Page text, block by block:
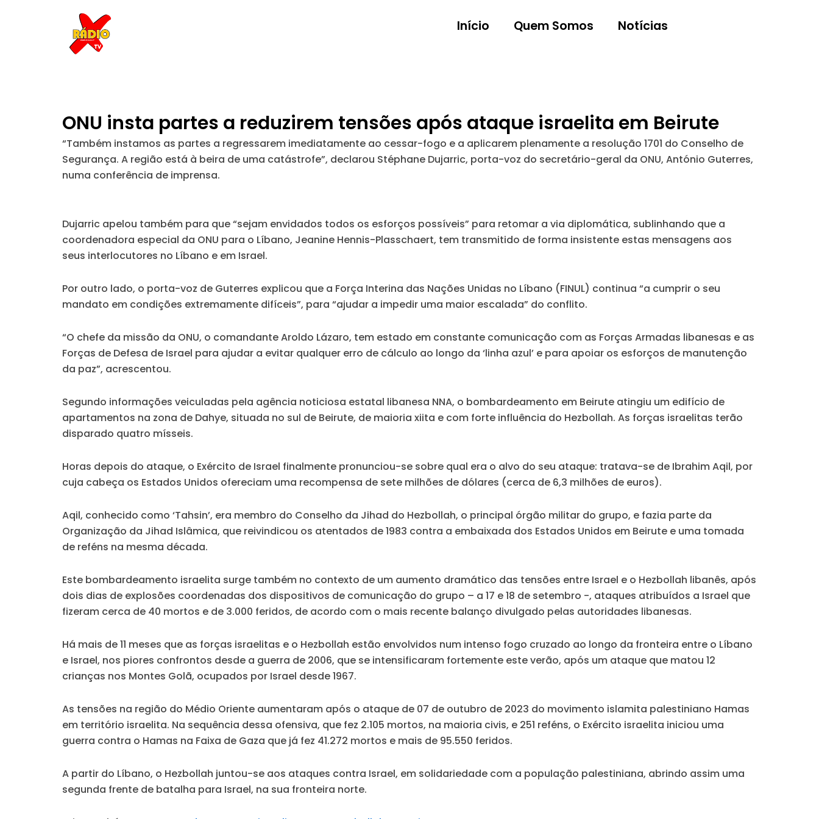
Início Quem Somos Notícias
ONU insta partes a reduzirem tensões após ataque israelita em Beirute
“Também instamos as partes a regressarem imediatamente ao cessar-fogo e a aplicarem plenamente a resolução 1701 do Conselho de
Segurança. A região está à beira de uma catástrofe”, declarou Stéphane Dujarric, porta-voz do secretário-geral da ONU, António Guterres,
numa conferência de imprensa.
Dujarric apelou também para que “sejam envidados todos os esforços possíveis” para retomar a via diplomática, sublinhando que a
coordenadora especial da ONU para o Líbano, Jeanine Hennis-Plasschaert, tem transmitido de forma insistente estas mensagens aos
seus interlocutores no Líbano e em Israel.
Por outro lado, o porta-voz de Guterres explicou que a Força Interina das Nações Unidas no Líbano (FINUL) continua “a cumprir o seu
mandato em condições extremamente difíceis”, para “ajudar a impedir uma maior escalada” do conflito.
“O chefe da missão da ONU, o comandante Aroldo Lázaro, tem estado em constante comunicação com as Forças Armadas libanesas e as
Forças de Defesa de Israel para ajudar a evitar qualquer erro de cálculo ao longo da ‘linha azul’ e para apoiar os esforços de manutenção
da paz”, acrescentou.
Segundo informações veiculadas pela agência noticiosa estatal libanesa NNA, o bombardeamento em Beirute atingiu um edifício de
apartamentos na zona de Dahye, situada no sul de Beirute, de maioria xiita e com forte influência do Hezbollah. As forças israelitas terão
disparado quatro mísseis.
Horas depois do ataque, o Exército de Israel finalmente pronunciou-se sobre qual era o alvo do seu ataque: tratava-se de Ibrahim Aqil, por
cuja cabeça os Estados Unidos ofereciam uma recompensa de sete milhões de dólares (cerca de 6,3 milhões de euros).
Aqil, conhecido como ‘Tahsin’, era membro do Conselho da Jihad do Hezbollah, o principal órgão militar do grupo, e fazia parte da
Organização da Jihad Islâmica, que reivindicou os atentados de 1983 contra a embaixada dos Estados Unidos em Beirute e uma tomada
de reféns na mesma década.
Este bombardeamento israelita surge também no contexto de um aumento dramático das tensões entre Israel e o Hezbollah libanês, após
dois dias de explosões coordenadas dos dispositivos de comunicação do grupo – a 17 e 18 de setembro -, ataques atribuídos a Israel que
fizeram cerca de 40 mortos e de 3.000 feridos, de acordo com o mais recente balanço divulgado pelas autoridades libanesas.
Há mais de 11 meses que as forças israelitas e o Hezbollah estão envolvidos num intenso fogo cruzado ao longo da fronteira entre o Líbano
e Israel, nos piores confrontos desde a guerra de 2006, que se intensificaram fortemente este verão, após um ataque que matou 12
crianças nos Montes Golã, ocupados por Israel desde 1967.
As tensões na região do Médio Oriente aumentaram após o ataque de 07 de outubro de 2023 do movimento islamita palestiniano Hamas
em território israelita. Na sequência dessa ofensiva, que fez 2.105 mortos, na maioria civis, e 251 reféns, o Exército israelita iniciou uma
guerra contra o Hamas na Faixa de Gaza que já fez 41.272 mortos e mais de 95.550 feridos.
A partir do Líbano, o Hezbollah juntou-se aos ataques contra Israel, em solidariedade com a população palestiniana, abrindo assim uma
segunda frente de batalha para Israel, na sua fronteira norte.